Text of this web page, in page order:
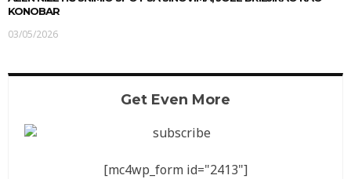
KONOBAR
03/05/2026
Get Even More
[mc4wp_form id="2413"]